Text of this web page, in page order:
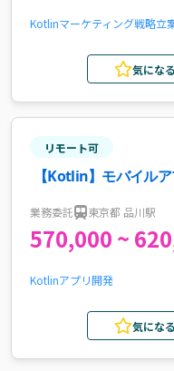
Kotlinマーケティング戦略立
気になる
リモート可
【Kotlin】モバイル
業務委託 東京都 品川駅
570,000 ~
Kotlinアプリ開発
気になる